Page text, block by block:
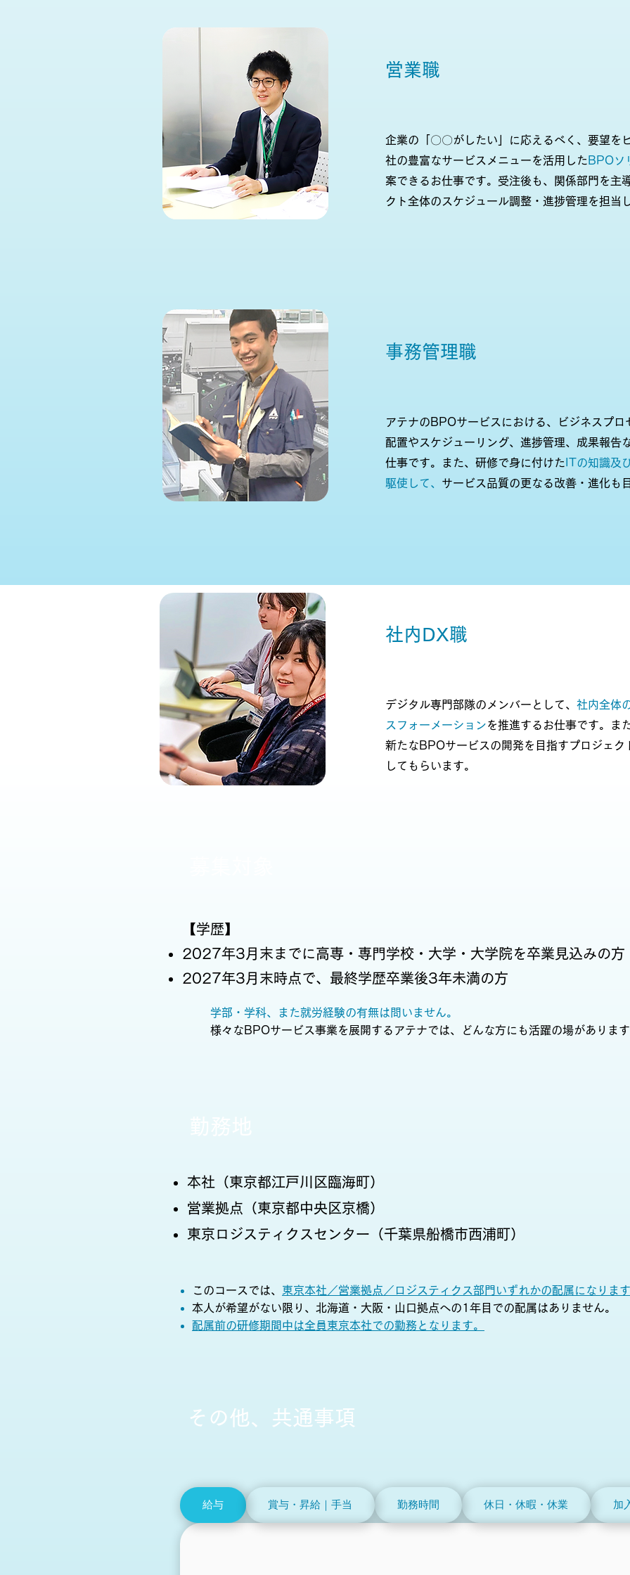
営業職
企業の「〇〇がしたい」に応えるべく、要望を
社の豊富なサービスメニューを活用した BPOソ
案できるお仕事です。受注後も、関係部門を主
クト全体のスケジュール調整・進捗管理を担当
​事務管理職
アテナのBPOサービスにおける、ビジネスプロ
配置やスケジューリング、進捗管理、成果報告
仕事です。また、研修で身に付けた ITの知識及
駆使して、 サービス品質の更なる改善・進化も
​社内DX職
デジタル専門部隊のメンバーとして、 社内全体
スフォーメーションを推進するお仕事です。ま
新たなBPOサービスの開発を目指すプロジェク
してもらいます。
【学歴】
2027年3月末までに高専・専門学校・大学・大学院を卒業見込みの方
2027年3月末時点で、最終学歴卒業後3年未満の方
​学部・学科、また就労経験の有無は問いません。
様々なBPOサービス事業を展開するアテナでは、どんな方にも活躍の場がありま
本社（東京都江戸川区臨海町）
営業拠点（東京都中央区京橋）
東京ロジスティクスセンター（千葉県船橋市西浦町）
このコースでは、 東京本社／営業拠点／ロジスティクス部門いずれかの配属になりま
本人が希望がない限り、北海道・大阪・山口拠点への1年目での配属はありません。
配属前の研修期間中は全員東京本社での勤務となります。
​その他、共通事項
給与 賞与・昇給｜手当 勤務時間 休日・休暇・休業 加